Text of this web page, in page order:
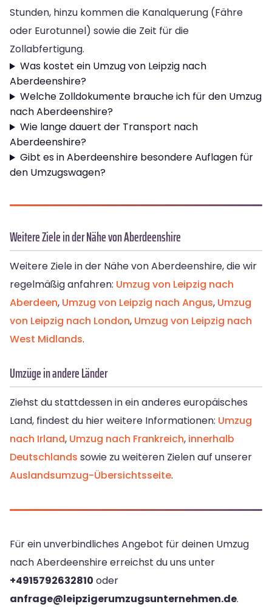
Stunden, hinzu kommen die Kanalquerung (Fähre
oder Eurotunnel) sowie die Zeit für die
Zollabfertigung.
Was kostet ein Umzug von Leipzig nach
Aberdeenshire?
Welche Zolldokumente brauche ich für den Umzug
nach Aberdeenshire?
Wie lange dauert der Transport nach
Aberdeenshire?
Gibt es in Aberdeenshire besondere Auflagen für
den Umzugswagen?
Weitere Ziele in der Nähe von Aberdeenshire
Weitere Ziele in der Nähe von Aberdeenshire, die wir
regelmäßig anfahren: Umzug von Leipzig nach
Aberdeen, Umzug von Leipzig nach Angus, Umzug
von Leipzig nach London, Umzug von Leipzig nach
West Midlands.
Umzüge in andere Länder
Ziehst du stattdessen in ein anderes europäisches
Land, findest du hier weitere Informationen: Umzug
nach Irland, Umzug nach Frankreich, innerhalb
Deutschlands sowie zu weiteren Zielen auf unserer
Auslandsumzug-Übersichtsseite.
Für ein unverbindliches Angebot für deinen Umzug
nach Aberdeenshire erreichst du uns unter
+4915792632810 oder
anfrage@leipzigerumzugsunternehmen.de.